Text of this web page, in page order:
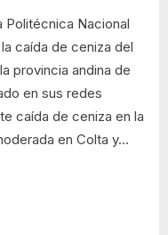
Politécnica Nacional
caída de ceniza del
provincia andina de
en sus redes
caída de ceniza en la
en Colta y…